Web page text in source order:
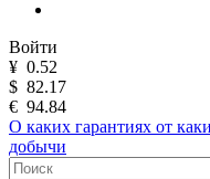
Войти
¥ 0.52
$ 82.17
€ 94.84
О каких гарантиях от
добычи